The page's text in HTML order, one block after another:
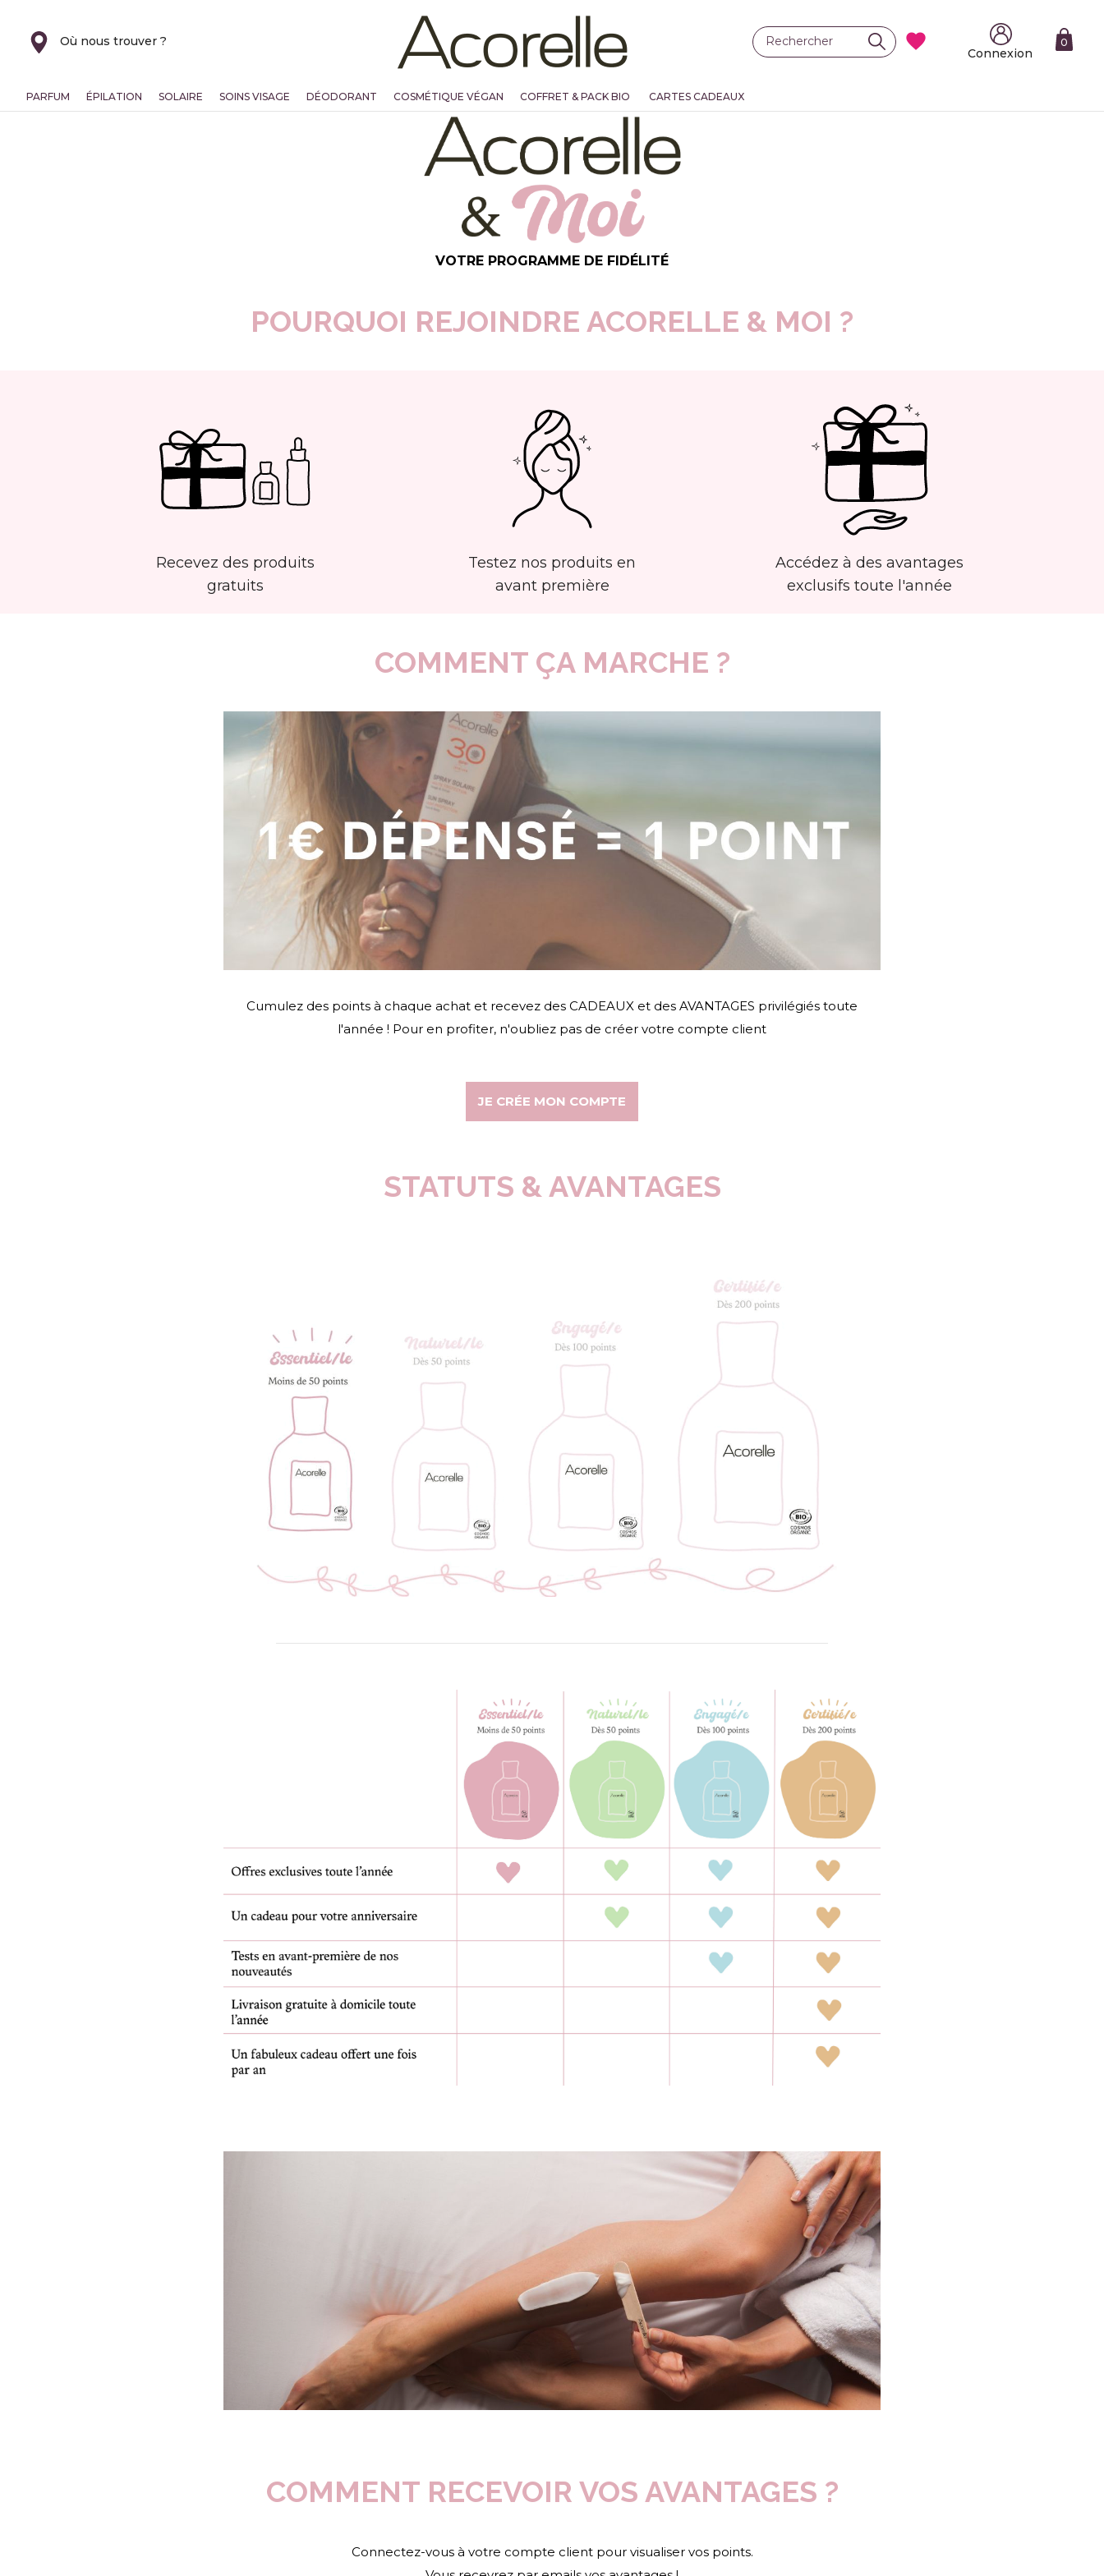
Où nous trouver ? 
Connexion
0
PARFUM ÉPILATION SOLAIRE SOINS VISAGE DÉODORANT COSMÉTIQUE VÉGAN COFFRET & PACK BIO CARTES CADEAUX
VOTRE PROGRAMME DE FIDÉLITÉ
POURQUOI REJOINDRE ACORELLE & MOI ?
Recevez des produits
gratuits
Testez nos produits en
avant première
Accédez à des avantages
exclusifs toute l'année
COMMENT ÇA MARCHE ?
Cumulez des points à chaque achat et recevez des CADEAUX et des AVANTAGES privilégiés toute
l'année ! Pour en profiter, n'oubliez pas de créer votre compte client
JE CRÉE MON COMPTE
STATUTS & AVANTAGES
COMMENT RECEVOIR VOS AVANTAGES ?
Connectez-vous à votre compte client pour visualiser vos points.